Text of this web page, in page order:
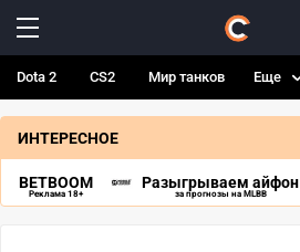
Dota 2 CS2 Мир танков Еще
ИНТЕРЕСНОЕ
BETBOOM
Реклама 18+
Разыгрываем айфон
за прогнозы на MLBB